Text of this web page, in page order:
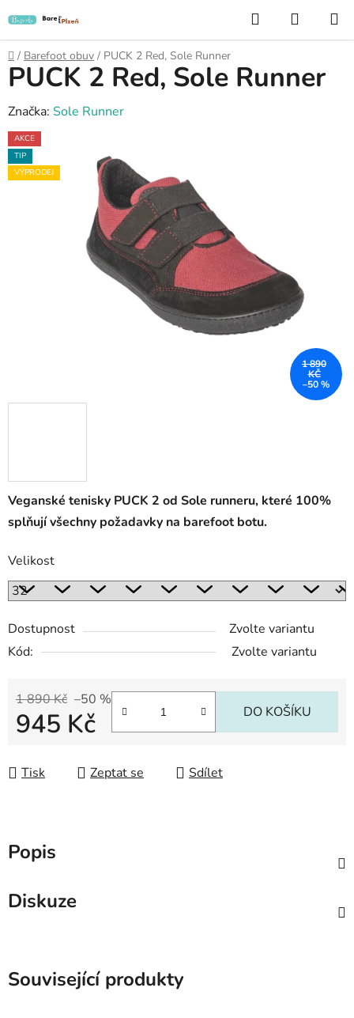
na
obsah
Hledat
KOŠÍK
Domů
/ Barefoot obuv / PUCK 2 Red, Sole Runner
Veganské tenisky PUCK 2 od Sole runneru, které 100%
splňují všechny požadavky na barefoot botu.
Velikost
Dostupnost
Zvolte variantu
Kód:
Zvolte variantu
1 890 Kč –50 %
945 Kč DO KOŠÍKU
Tisk Zeptat se Sdílet
PUCK 2 Red, Sole Runner
Značka: Sole Runner
AKCE
TIP
VÝPRODEJ
1 890
KČ
–50 %
Popis
Diskuze
Související produkty